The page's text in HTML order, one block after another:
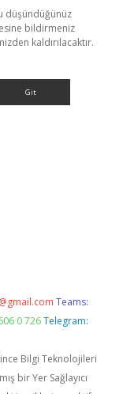
düşündüğünüz
bildirmeniz
kaldırılacaktır.
Teams:
0 726 Telegram:
Bilgi Teknolojileri
bir Yer Sağlayıcı